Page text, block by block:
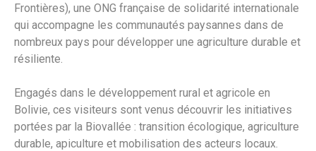
Frontières), une ONG française de solidarité internationale
qui accompagne les communautés paysannes dans de
nombreux pays pour développer une agriculture durable et
résiliente.
Engagés dans le développement rural et agricole en
Bolivie, ces visiteurs sont venus découvrir les initiatives
portées par la Biovallée : transition écologique, agriculture
durable, apiculture et mobilisation des acteurs locaux.